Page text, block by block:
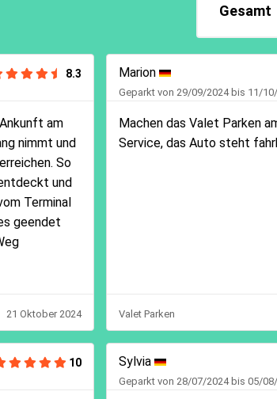
Gesamt
8.3
am
nimmt und
So
und
Terminal
geendet
21 Oktober 2024
Marion
Geparkt von 29/09/2024 bis 11/
Machen das Valet Parken
Service, das Auto steht
Valet Parken
10 Sylvia
Geparkt von 28/07/2024 bis 05/